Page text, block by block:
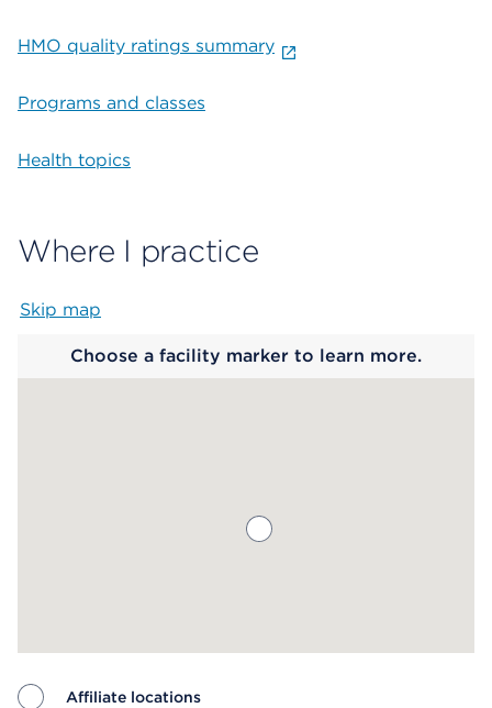
HMO quality ratings summary
Programs and classes
Health topics
Where I practice
Skip map
Choose a facility marker to learn more.
Affiliate locations